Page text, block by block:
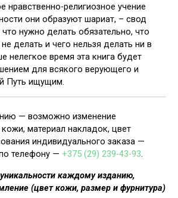
нравственно-религиозное учение
они образуют шариат, – свод
что нужно делать обязательно, что
делать и чего нельзя делать ни в
нелегкое время эта книга будет
для всякого верующего и
Путь ищущим.
— возможно изменение
материал накладок, цвет
индивидуального заказа —
телефону — +375 (29) 239-43-93.
каждому изданию,
(цвет кожи, размер и фурнитура)